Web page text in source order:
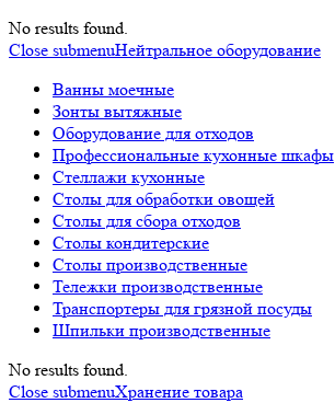
No results found.
Close submenuНейтральное оборудование
Ванны моечные
Зонты вытяжные
Оборудование для отходов
Профессиональные кухонные шкафы
Стеллажи кухонные
Столы для обработки овощей
Столы для сбора отходов
Столы кондитерские
Столы производственные
Тележки производственные
Транспортеры для грязной посуды
Шпильки производственные
No results found.
Close submenuХранение товара